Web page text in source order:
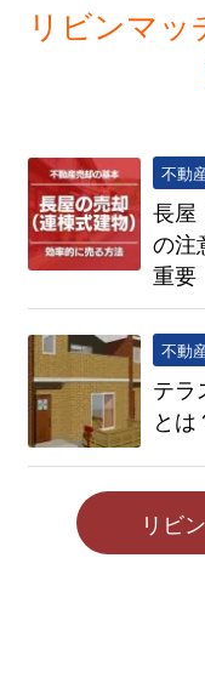
リビンマ
不動
長屋
の注
重要
不動
テラ
と
リビ